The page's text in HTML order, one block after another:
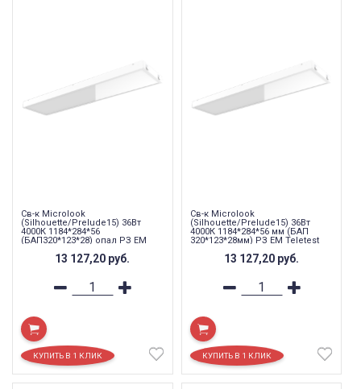
Св-к Microlook
(Silhouette/Prelude15) 36Вт
4000К 1184*284*56
(БАП320*123*28) опал РЗ EM
13 127,20 руб.
Св-к Microlook
(Silhouette/Prelude15) 36Вт
4000К 1184*284*56 мм (БАП
320*123*28мм) РЗ EM Teletest
13 127,20 руб.